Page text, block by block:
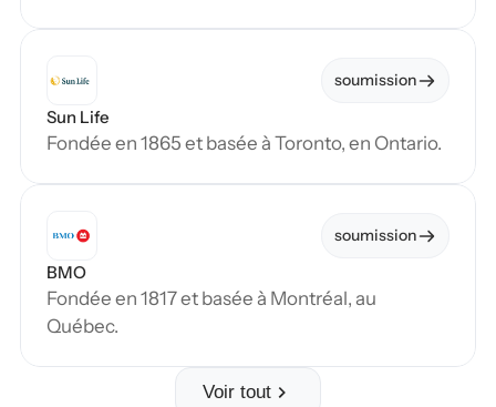
soumission
Sun Life
Fondée en 1865 et basée à Toronto, en Ontario.
soumission
BMO
Fondée en 1817 et basée à Montréal, au
Québec.
Voir tout